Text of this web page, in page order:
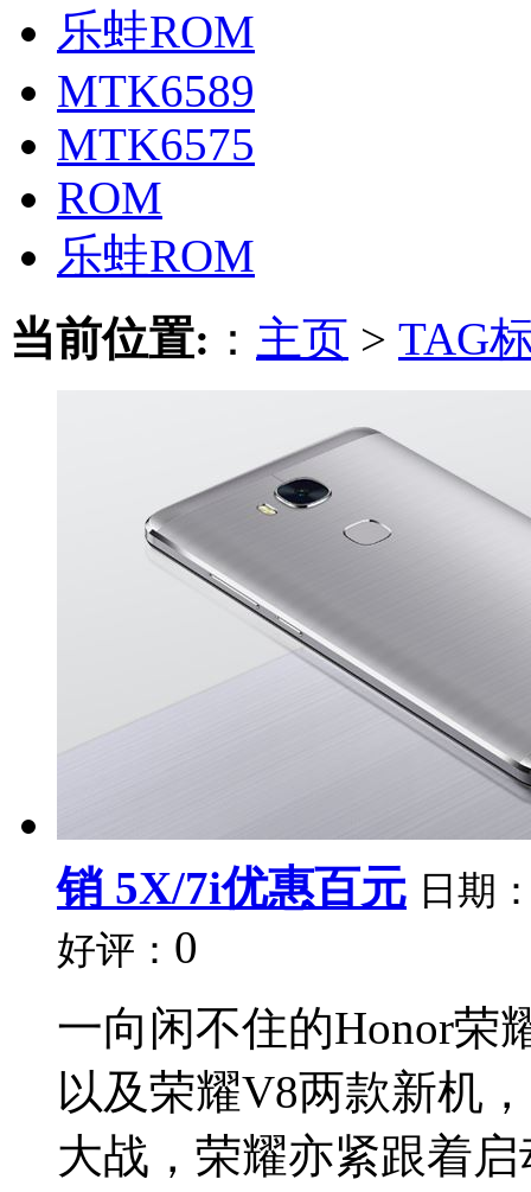
乐蛙ROM
MTK6589
MTK6575
ROM
乐蛙ROM
当前位置: ： 主页 > TAG
销 5X/7i优惠百元 日期
好评： 0
一向闲不住的Honor荣
以及荣耀V8两款新机
大战，荣耀亦紧跟着